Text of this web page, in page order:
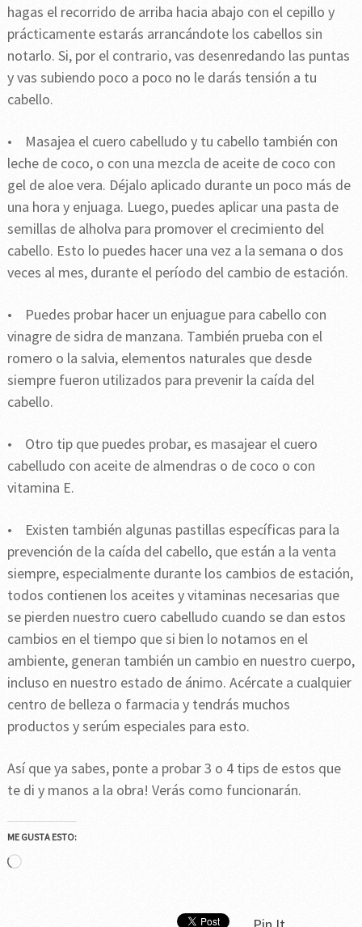
hagas el recorrido de arriba hacia abajo con el cepillo y
prácticamente estarás arrancándote los cabellos sin
notarlo. Si, por el contrario, vas desenredando las puntas
y vas subiendo poco a poco no le darás tensión a tu
cabello.
• Masajea el cuero cabelludo y tu cabello también con
leche de coco, o con una mezcla de aceite de coco con
gel de aloe vera. Déjalo aplicado durante un poco más de
una hora y enjuaga. Luego, puedes aplicar una pasta de
semillas de alholva para promover el crecimiento del
cabello. Esto lo puedes hacer una vez a la semana o dos
veces al mes, durante el período del cambio de estación.
• Puedes probar hacer un enjuague para cabello con
vinagre de sidra de manzana. También prueba con el
romero o la salvia, elementos naturales que desde
siempre fueron utilizados para prevenir la caída del
cabello.
• Otro tip que puedes probar, es masajear el cuero
cabelludo con aceite de almendras o de coco o con
vitamina E.
• Existen también algunas pastillas específicas para la
prevención de la caída del cabello, que están a la venta
siempre, especialmente durante los cambios de estación,
todos contienen los aceites y vitaminas necesarias que
se pierden nuestro cuero cabelludo cuando se dan estos
cambios en el tiempo que si bien lo notamos en el
ambiente, generan también un cambio en nuestro cuerpo,
incluso en nuestro estado de ánimo. Acércate a cualquier
centro de belleza o farmacia y tendrás muchos
productos y serúm especiales para esto.
Así que ya sabes, ponte a probar 3 o 4 tips de estos que
te di y manos a la obra! Verás como funcionarán.
ME GUSTA ESTO:
Cargando...